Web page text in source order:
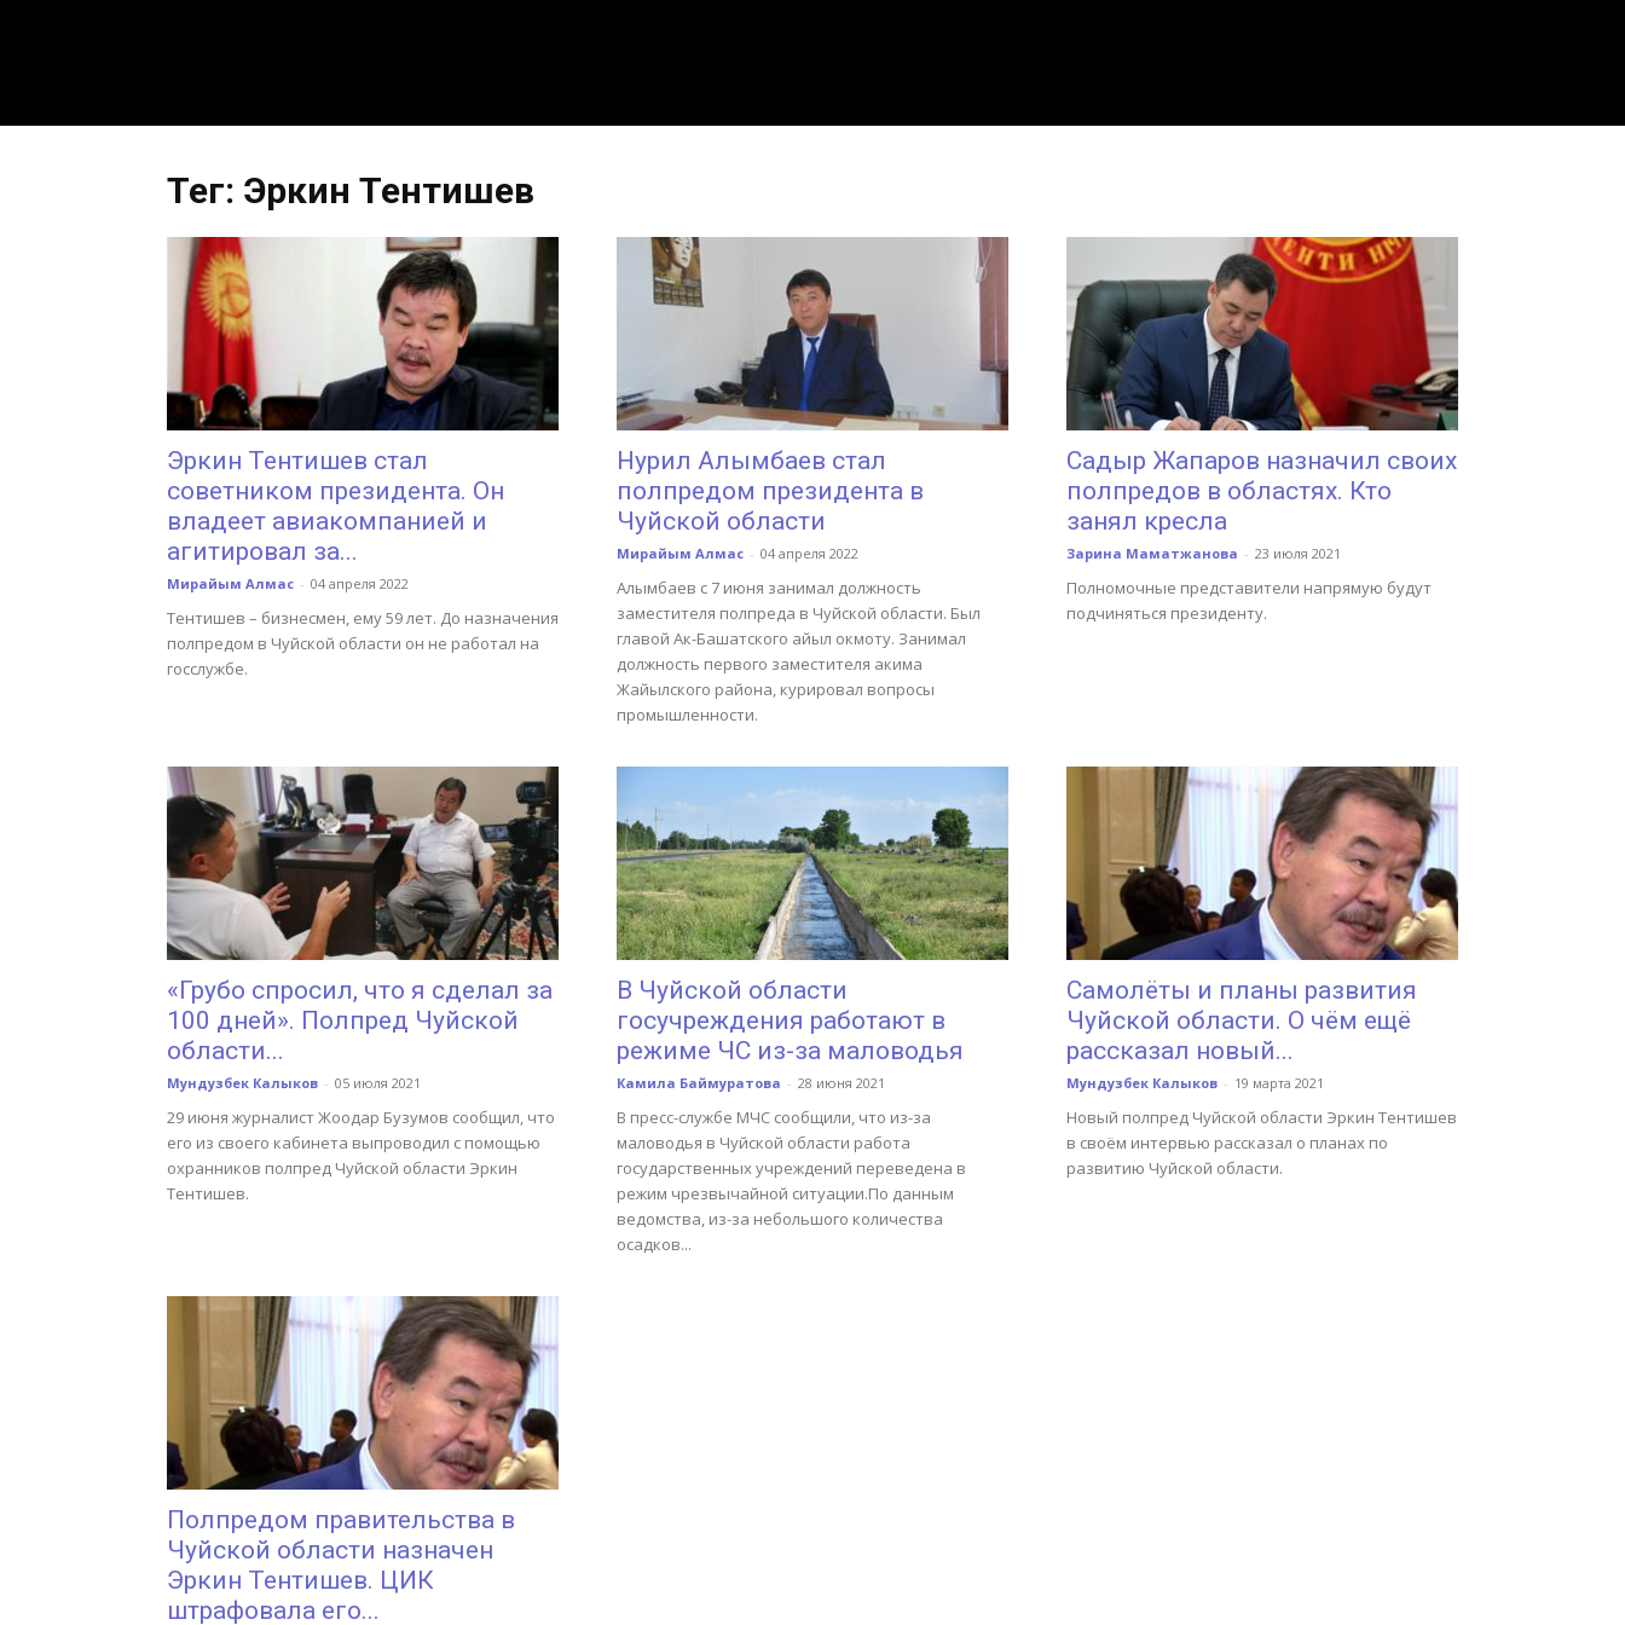
Тег: Эркин Тентишев
Эркин Тентишев стал
советником президента. Он
владеет авиакомпанией и
агитировал за...
Мирайым Алмас - 04 апреля 2022
Тентишев – бизнесмен, ему 59 лет. До назначения
полпредом в Чуйской области он не работал на
госслужбе.
Нурил Алымбаев стал
полпредом президента в
Чуйской области
Мирайым Алмас - 04 апреля 2022
Алымбаев с 7 июня занимал должность
заместителя полпреда в Чуйской области. Был
главой Ак-Башатского айыл окмоту. Занимал
должность первого заместителя акима
Жайылского района, курировал вопросы
промышленности.
Садыр Жапаров назначил своих
полпредов в областях. Кто
занял кресла
Зарина Маматжанова - 23 июля 2021
Полномочные представители напрямую будут
подчиняться президенту.
«Грубо спросил, что я сделал за
100 дней». Полпред Чуйской
области...
Мундузбек Калыков - 05 июля 2021
29 июня журналист Жоодар Бузумов сообщил, что
его из своего кабинета выпроводил с помощью
охранников полпред Чуйской области Эркин
Тентишев.
В Чуйской области
госучреждения работают в
режиме ЧС из-за маловодья
Камила Баймуратова - 28 июня 2021
В пресс-службе МЧС сообщили, что из-за
маловодья в Чуйской области работа
государственных учреждений переведена в
режим чрезвычайной ситуации.По данным
ведомства, из-за небольшого количества
осадков...
Самолёты и планы развития
Чуйской области. О чём ещё
рассказал новый...
Мундузбек Калыков - 19 марта 2021
Новый полпред Чуйской области Эркин Тентишев
в своём интервью рассказал о планах по
развитию Чуйской области.
Полпредом правительства в
Чуйской области назначен
Эркин Тентишев. ЦИК
штрафовала его...